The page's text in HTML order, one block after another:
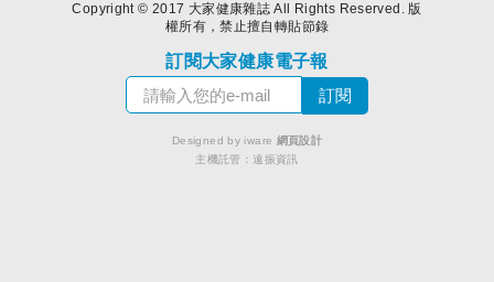
Copyright © 2017 大家健康雜誌 All Rights Reserved. 版
權所有，禁止擅自轉貼節錄
訂閱大家健康電子報
Designed by iware 網頁設計
主機託管：遠振資訊